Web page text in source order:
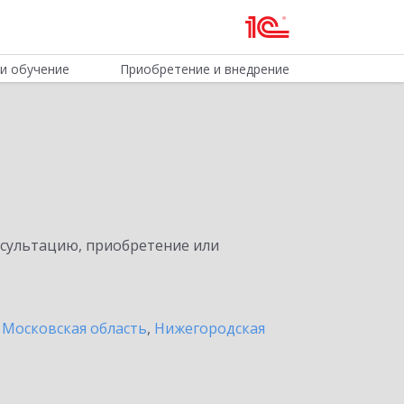
обучение Приобретение и внедрение
приобретение или
область, Нижегородская